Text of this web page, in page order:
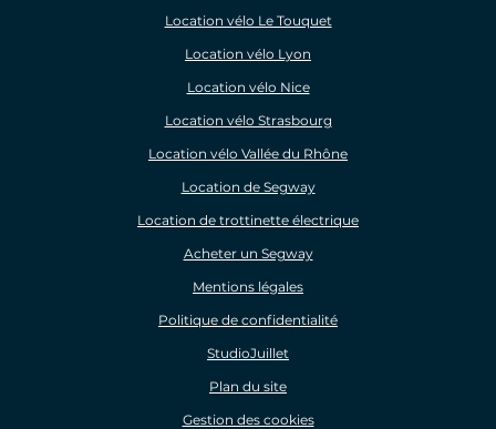
Location vélo Le Touquet
Location vélo Lyon
Location vélo Nice
Location vélo Strasbourg
Location vélo Vallée du Rhône
Location de Segway
Location de trottinette électrique
Acheter un Segway
Mentions légales
Politique de confidentialité
StudioJuillet
Plan du site
Gestion des cookies